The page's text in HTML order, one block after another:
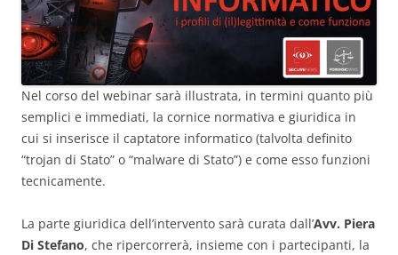
Nel corso del webinar sarà illustrata, in termini quanto più
semplici e immediati, la cornice normativa e giuridica in
cui si inserisce il captatore informatico (talvolta definito
“trojan di Stato” o “malware di Stato”) e come esso funzioni
tecnicamente.
La parte giuridica dell’intervento sarà curata dall’Avv. Piera
Di Stefano, che ripercorrerà, insieme con i partecipanti, la